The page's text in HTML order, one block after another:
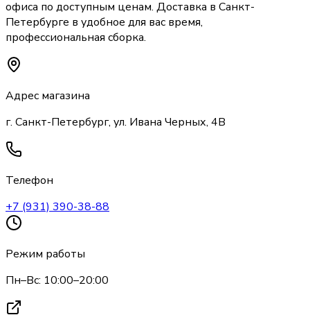
офиса по доступным ценам. Доставка в Санкт-
Петербурге в удобное для вас время,
профессиональная сборка.
Адрес магазина
г. Санкт-Петербург, ул. Ивана Черных, 4В
Телефон
+7 (931) 390-38-88
Режим работы
Пн–Вс: 10:00–20:00